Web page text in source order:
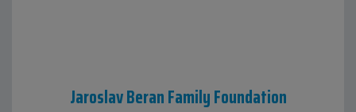
Jaroslav Beran Family Foundation